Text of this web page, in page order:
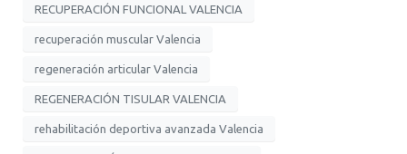
RECUPERACIÓN FUNCIONAL VALENCIA
recuperación muscular Valencia
regeneración articular Valencia
REGENERACIÓN TISULAR VALENCIA
rehabilitación deportiva avanzada Valencia